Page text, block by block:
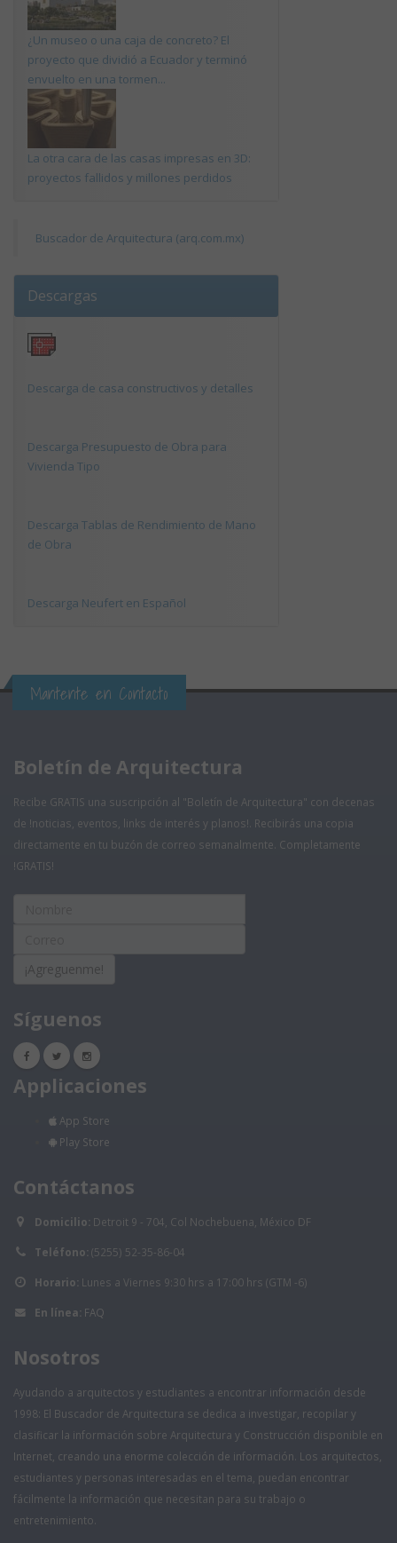
¿Un museo o una caja de concreto? El
proyecto que dividió a Ecuador y terminó
envuelto en una tormen...
La otra cara de las casas impresas en 3D:
proyectos fallidos y millones perdidos
Buscador de Arquitectura (arq.com.mx)
Descargas
Descarga de casa constructivos y detalles
Descarga Presupuesto de Obra para
Vivienda Tipo
Descarga Tablas de Rendimiento de Mano
de Obra
Descarga Neufert en Español
Mantente en Contacto
Boletín de Arquitectura
Recibe GRATIS una suscripción al "Boletín de Arquitectura" con decenas
de !noticias, eventos, links de interés y planos!. Recibirás una copia
directamente en tu buzón de correo semanalmente. Completamente
!GRATIS!
¡Agreguenme!
Síguenos
Applicaciones
App Store
Play Store
Contáctanos
Domicilio: Detroit 9 - 704, Col Nochebuena, México DF
Teléfono: (5255) 52-35-86-04
Horario: Lunes a Viernes 9:30 hrs a 17:00 hrs (GTM -6)
En línea: FAQ
Nosotros
Ayudando a arquitectos y estudiantes a encontrar información desde
1998: El Buscador de Arquitectura se dedica a investigar, recopilar y
clasificar la información sobre Arquitectura y Construcción disponible en
Internet, creando una enorme colección de información. Los arquitectos,
estudiantes y personas interesadas en el tema, puedan encontrar
fácilmente la información que necesitan para su trabajo o
entretenimiento.